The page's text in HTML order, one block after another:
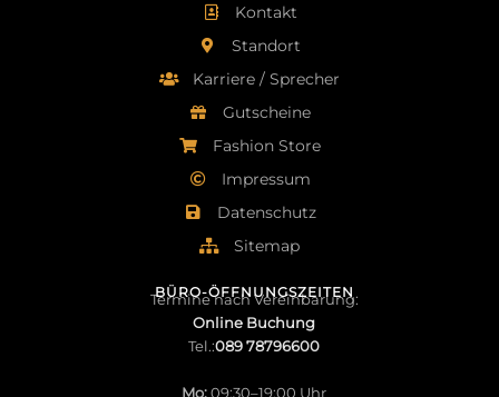
BÜRO-ÖFFNUNGSZEITEN
Termine nach Vereinbarung:
Online Buchung
Tel.:089 78796600
Mo:09:30–19:00 Uhr
Kontakt
Standort
Karriere / Sprecher
Gutscheine
Fashion Store
Impressum
Datenschutz
Sitemap